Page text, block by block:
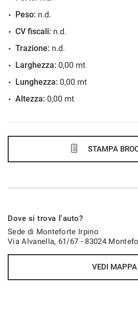
48 Mesi
425€/mese
434€/mese
60 Mesi
VEDI
456€/mese
Peso: n.d.
CV fiscali: n.d.
Trazione: n.d.
Larghezza: 0,00 mt
Lunghezza: 0,00 mt
Altezza: 0,00 mt
STAMPA
Dove si trova l'auto?
Sede di Monteforte Irpino
Via Alvanella, 61/67 - 83024
VEDI MAPPA